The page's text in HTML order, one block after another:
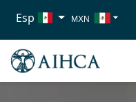
Esp MXN
EUR